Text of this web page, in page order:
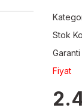
Stok
Fiyat